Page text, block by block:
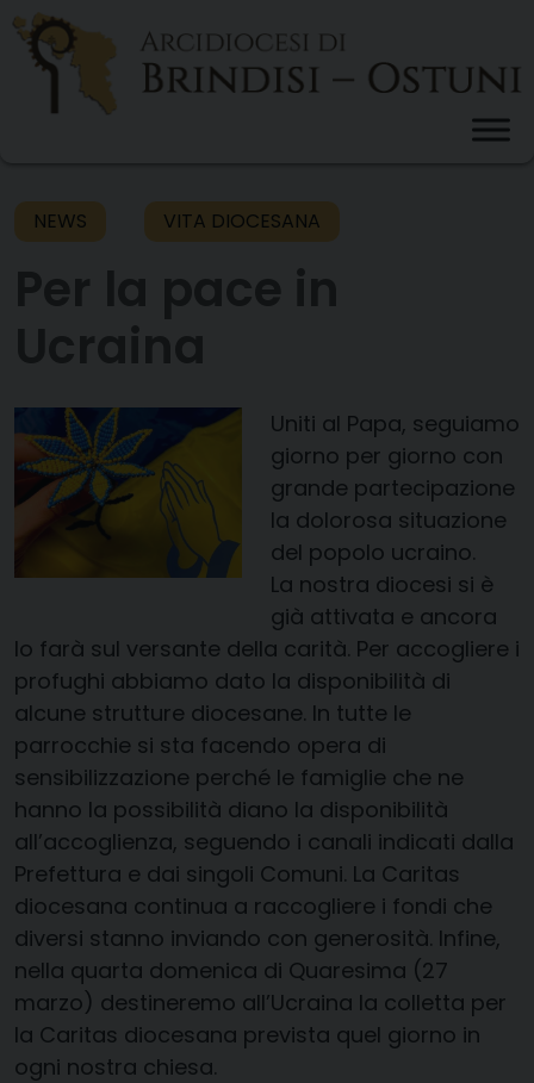
Skip
content
NEWS VITA DIOCESANA
Uniti al Papa, seguiamo
giorno per giorno con
grande partecipazione
la dolorosa situazione
del popolo ucraino.
La nostra diocesi si è
già attivata e ancora
lo farà sul versante della carità. Per accogliere i
profughi abbiamo dato la disponibilità di
alcune strutture diocesane. In tutte le
parrocchie si sta facendo opera di
sensibilizzazione perché le famiglie che ne
hanno la possibilità diano la disponibilità
all’accoglienza, seguendo i canali indicati dalla
Prefettura e dai singoli Comuni. La Caritas
diocesana continua a raccogliere i fondi che
diversi stanno inviando con generosità. Infine,
nella quarta domenica di Quaresima (27
marzo) destineremo all’Ucraina la colletta per
la Caritas diocesana prevista quel giorno in
ogni nostra chiesa.